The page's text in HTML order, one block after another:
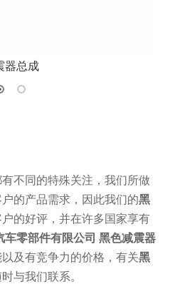
器总成
有不同的特殊关注，我们所做
的产品需求，因此我们的黑
的好评，并在许多国家享有
车零部件有限公司 黑色减震器
及有竞争力的价格，有关黑
与我们联系。